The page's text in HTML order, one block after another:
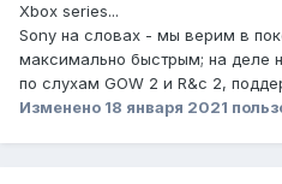
Xbox series...
Sony на словах - мы верим в
максимально быстрым; на деле
по слухам GOW 2 и R&c 2,
Изменено 18 января 2021